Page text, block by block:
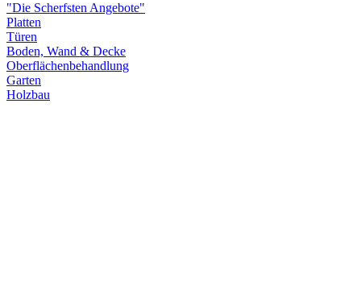
"Die Scherfsten Angebote"
Platten
Türen
Boden, Wand & Decke
Oberflächenbehandlung
Garten
Holzbau